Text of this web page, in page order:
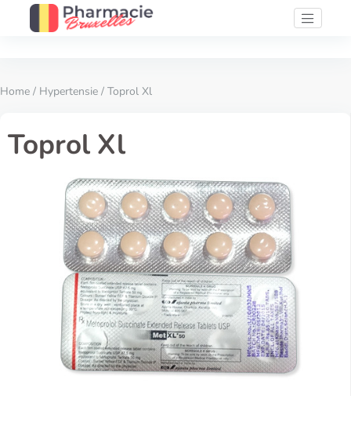
Home / Hypertensie / Toprol Xl
Toprol Xl